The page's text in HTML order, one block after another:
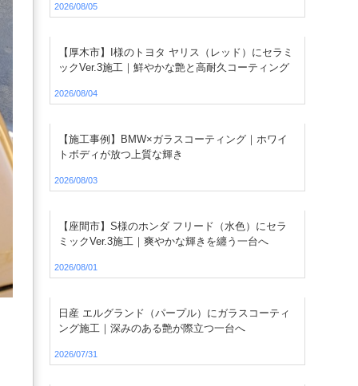
2026/08/05
【厚木市】I様のトヨタ ヤリス（レッド）にセラミ
ックVer.3施工｜鮮やかな艶と高耐久コーティング
2026/08/04
【施工事例】BMW×ガラスコーティング｜ホワイ
トボディが放つ上質な輝き
2026/08/03
【座間市】S様のホンダ フリード（水色）にセラ
ミックVer.3施工｜爽やかな輝きを纏う一台へ
2026/08/01
日産 エルグランド（パープル）にガラスコーティ
ング施工｜深みのある艶が際立つ一台へ
2026/07/31